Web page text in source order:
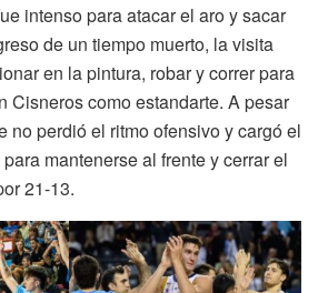
intenso para atacar el aro y sacar
de un tiempo muerto, la visita
en la pintura, robar y correr para
Cisneros como estandarte. A pesar
no perdió el ritmo ofensivo y cargó el
mantenerse al frente y cerrar el
21-13.